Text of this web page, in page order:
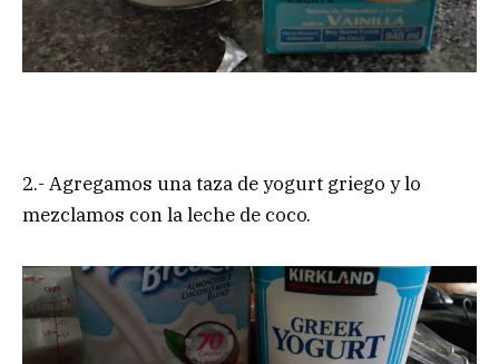
2.- Agregamos una taza de yogurt griego y lo
mezclamos con la leche de coco.